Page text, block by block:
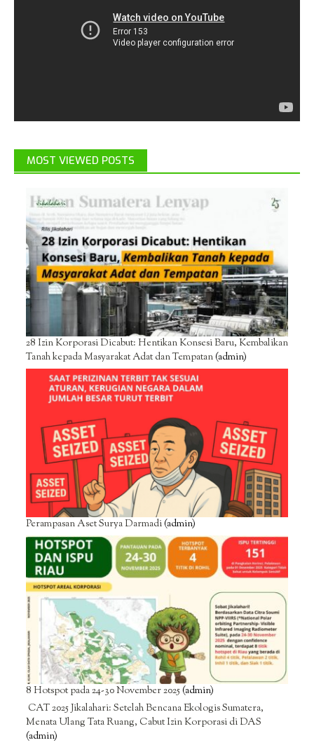
MOST VIEWED POSTS
28 Izin Korporasi Dicabut: Hentikan Konsesi Baru, Kembalikan
Tanah kepada Masyarakat Adat dan Tempatan(admin)
Perampasan Aset Surya Darmadi(admin)
8 Hotspot pada 24-30 November 2025(admin)
CAT 2025 Jikalahari: Setelah Bencana Ekologis Sumatera,
Menata Ulang Tata Ruang, Cabut Izin Korporasi di DAS
(admin)